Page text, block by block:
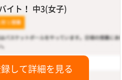
イト！ 中3(女子)
して詳細を見る